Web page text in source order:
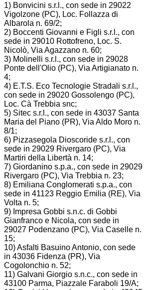
1) Bonvicini s.r.l., con sede in 29022
Vigolzone (PC), Loc. Follazza di
Albarola n. 69/2;
2) Boccenti Giovanni e Figli s.r.l., con
sede in 29010 Rottofreno, Loc. S.
Nicolò, Via Agazzano n. 60;
3) Molinelli s.r.l., con sede in 29028
Ponte dell'Olio (PC), Via Artigianato n.
4;
4) E.T.S. Eco Tecnologie Stradali s.r.l.,
con sede in 29020 Gossolengo (PC),
Loc. Cà Trebbia snc;
5) Sitec s.r.l., con sede in 43037 Santa
Maria del Piano (PR), Via Aldo Moro n.
8/1;
6) Pizzasegola Dioscoride s.r.l., con
sede in 29029 Rivergaro (PC), Via
Martiri della Libertà n. 14;
7) Giordanino s.p.a., con sede in 29029
Rivergaro (PC), Via Trebbia n. 23;
8) Emiliana Conglomerati s.p.a., con
sede in 41123 Reggio Emilia (RE), Via
Volta n. 5;
9) Impresa Gobbi s.n.c. di Gobbi
Gianfranco e Nicola, con sede in
29027 Podenzano (PC), Via Caselle n.
15;
10) Asfalti Basuino Antonio, con sede
in 43036 Fidenza (PR), Via
Cogolonchio n. 52;
11) Galvani Giorgio s.n.c., con sede in
43100 Parma, Piazzale Faraboli 19/A;